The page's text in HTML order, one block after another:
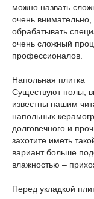
можно назвать
очень
обрабатывать
очень сложный
профессионалов.
Напольная плитка
Существуют полы,
известны нашим
напольных
долговечного и
захотите иметь
вариант больше
влажностью –
Перед укладкой